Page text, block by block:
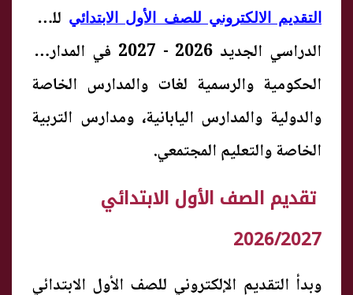
التقديم الالكتروني للصف الأول الابتدائي للعام
الدراسي الجديد 2026 - 2027 في المدارس
الحكومية والرسمية لغات والمدارس الخاصة
والدولية والمدارس اليابانية، ومدارس التربية
الخاصة والتعليم المجتمعي.
تقديم الصف الأول الابتدائي
2026/2027
وبدأ التقديم الإلكتروني للصف الأول الابتدائي